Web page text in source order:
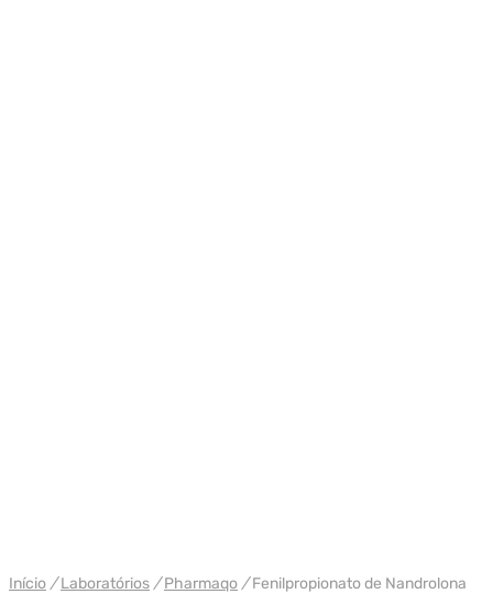
Início / Laboratórios / Pharmaqo /Fenilpropionato de Nandrolona